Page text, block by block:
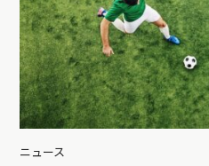
ニュース